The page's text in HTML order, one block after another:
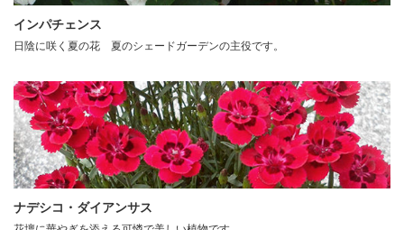
インパチェンス
日陰に咲く夏の花 夏のシェードガーデンの主役です。
ナデシコ・ダイアンサス